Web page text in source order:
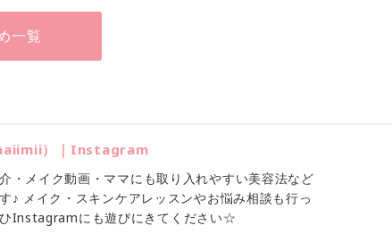
一覧
）｜Instagram
・メイク動画・ママにも取り入れやすい美容法など
♪ メイク・スキンケアレッスンやお悩み相談も行っ
Instagramにも遊びにきてください☆